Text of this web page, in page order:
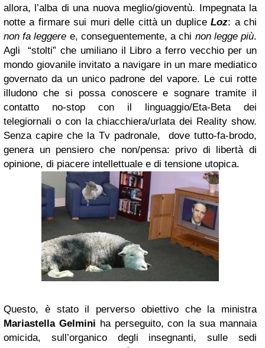
allora, l’alba di una nuova meglio/gioventù. Impegnata la
notte a firmare sui muri delle città un dupliceLoz: a chi
non fa leggere e, conseguentemente, a chi non legge più.
Agli “stolti” che umiliano il Libro a ferro vecchio per un
mondo giovanile invitato a navigare in un mare mediatico
governato da un unico padrone del vapore. Le cui rotte
illudono che si possa conoscere e sognare tramite il
contatto no-stop con il linguaggio/Eta-Beta dei
telegiornali o con la chiacchiera/urlata dei Reality show.
Senza capire che la Tv padronale, dove tutto-fa-brodo,
genera un pensiero che non/pensa: privo di libertà di
opinione, di piacere intellettuale e di tensione utopica.
Questo, è stato il perverso obiettivo che la ministra
Mariastella Gelmini ha perseguito, con la sua mannaia
omicida, sull’organico degli insegnanti, sulle sedi